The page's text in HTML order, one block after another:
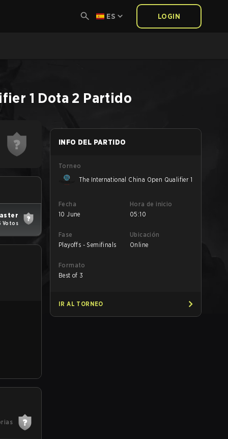
ES LOGIN
1 Dota 2 Partido
Votos
INFO DEL PARTIDO
Torneo
The International China Open Qualifier 1
Fecha
10 June
Hora de inicio
05:10
Fase
Playoffs - Semifinals
Ubicación
Online
Formato
Best of 3
IR AL TORNEO